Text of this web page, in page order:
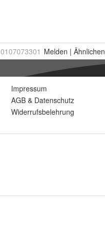
0107073301 Melden | Ähnlichen
Impressum
AGB & Datenschutz
Widerrufsbelehrung